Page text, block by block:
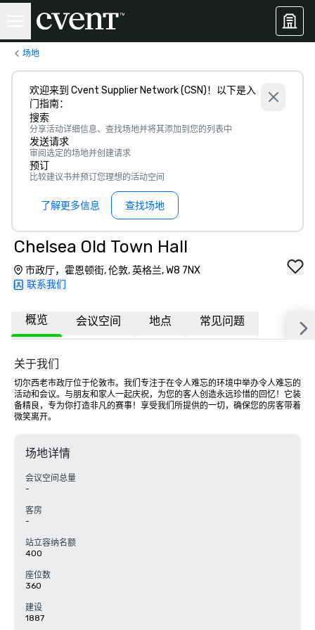
场地
欢迎来到 Cvent Supplier Network (CSN)！以下是入
门指南：
搜索
分享活动详细信息、查找场地并将其添加到您的列表中
发送请求
审阅选定的场地并创建请求
预订
比较建议书并预订您理想的活动空间
了解更多信息 查找场地
Chelsea Old Town Hall
市政厅，霍恩顿街, 伦敦, 英格兰, W8 7NX
联系我们
概览 会议空间 地点 常见问题
关于我们
切尔西老市政厅位于伦敦市。我们专注于在令人难忘的环境中举办令人难忘的
活动和会议。与朋友和家人一起庆祝，为您的客人创造永远珍惜的回忆！它装
备精良，专为你打造非凡的赛事！享受我们所提供的一切，确保您的房客带着
微笑离开。
场地详情
会议空间总量
-
客房
-
站立容纳名额
400
座位数
360
建设
1887